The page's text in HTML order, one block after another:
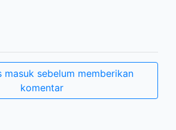
masuk sebelum memberikan
komentar